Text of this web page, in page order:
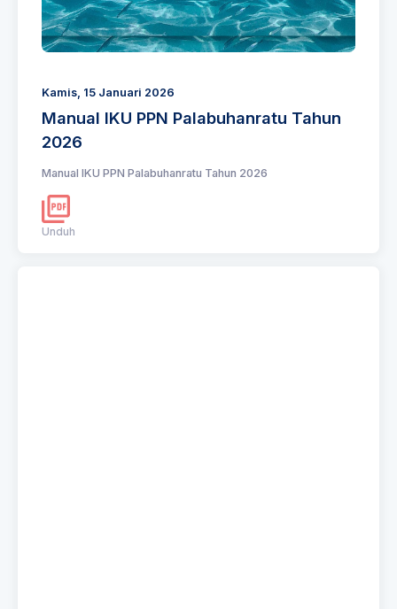
Kamis, 15 Januari 2026
Manual IKU PPN Palabuhanratu Tahun
2026
Manual IKU PPN Palabuhanratu Tahun 2026
Unduh